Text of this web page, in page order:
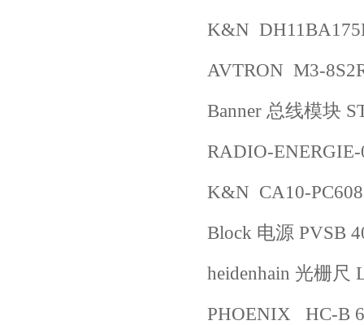
K&N
AVTRON M3-
Banner 总线模块
RADIO-
K&N CA10-
Block 电源 PVSB
heidenhain 光栅尺
PHOENIX HC-B